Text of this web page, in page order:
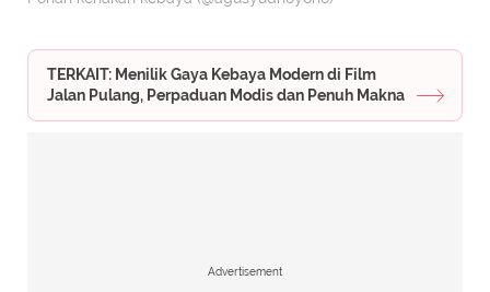
TERKAIT: Menilik Gaya Kebaya Modern di Film
Jalan Pulang, Perpaduan Modis dan Penuh Makna
Advertisement